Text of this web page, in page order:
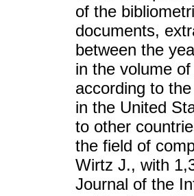
of the
documents,
between the
in the volume
according to
in the United
to other
the field of
Wirtz J., with
Journal of the